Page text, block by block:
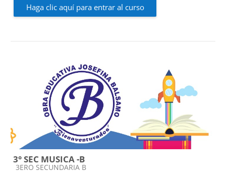
Haga clic aquí para entrar al curso
3° SEC MUSICA -B
Categoría de cursos
3ERO SECUNDARIA B